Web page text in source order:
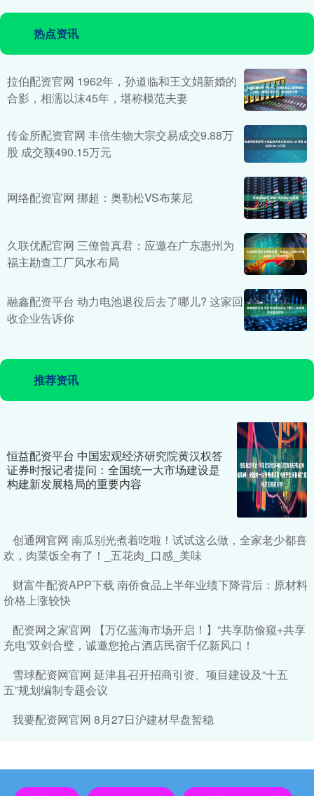
热点资讯
拉伯配资官网 1962年，孙道临和王文娟新婚的
合影，相濡以沫45年，堪称模范夫妻
传金所配资官网 丰倍生物大宗交易成交9.88万
股 成交额490.15万元
网络配资官网 挪超：奥勒松VS布莱尼
久联优配官网 三僚曾真君：应邀在广东惠州为
福主勘查工厂风水布局
融鑫配资平台 动力电池退役后去了哪儿? 这家回
收企业告诉你
推荐资讯
恒益配资平台 中国宏观经济研究院黄汉权答
证券时报记者提问：全国统一大市场建设是
构建新发展格局的重要内容
创通网官网 南瓜别光煮着吃啦！试试这么做，全家老少都喜
欢，肉菜饭全有了！_五花肉_口感_美味
财富牛配资APP下载 南侨食品上半年业绩下降背后：原材料
价格上涨较快
配资网之家官网 【万亿蓝海市场开启！】“共享防偷窥+共享
充电”双剑合璧，诚邀您抢占酒店民宿千亿新风口！
雪球配资网官网 延津县召开招商引资、项目建设及“十五
五”规划编制专题会议
我要配资网官网 8月27日沪建材早盘暂稳